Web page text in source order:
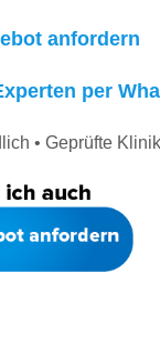
anfordern
per
• Geprüfte